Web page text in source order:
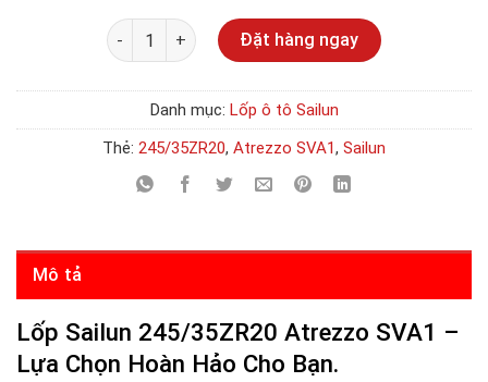
Số lượng Đặt hàng ngay
Danh mục: Lốp ô tô Sailun
Thẻ: 245/35ZR20, Atrezzo SVA1, Sailun
Mô tả
Lốp Sailun 245/35ZR20 Atrezzo SVA1 –
Lựa Chọn Hoàn Hảo Cho Bạn.